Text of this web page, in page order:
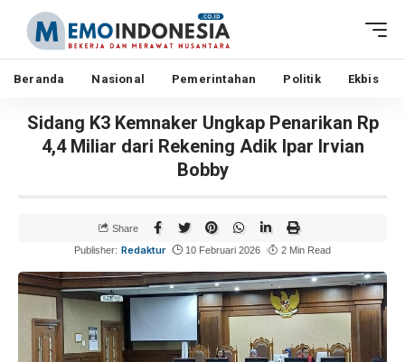
Beranda Nasional Pemerintahan Politik Ekbis
Sidang K3 Kemnaker Ungkap Penarikan Rp
4,4 Miliar dari Rekening Adik Ipar Irvian
Bobby
Publisher: Redaktur 10 Februari 2026 2 Min Read
Share